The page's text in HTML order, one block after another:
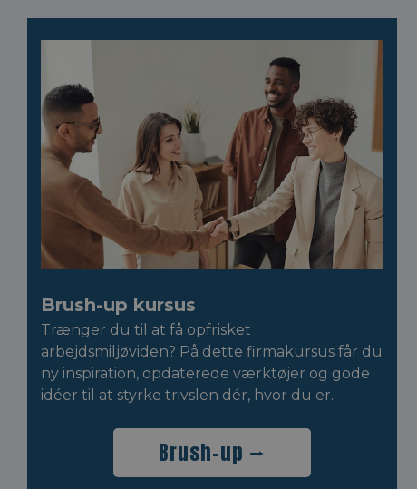
Brush-up kursus
Trænger du til at få opfrisket
arbejdsmiljøviden? På dette firmakursus får du
ny inspiration, opdaterede værktøjer og gode
idéer til at styrke trivslen dér, hvor du er.
Brush-up ⭢